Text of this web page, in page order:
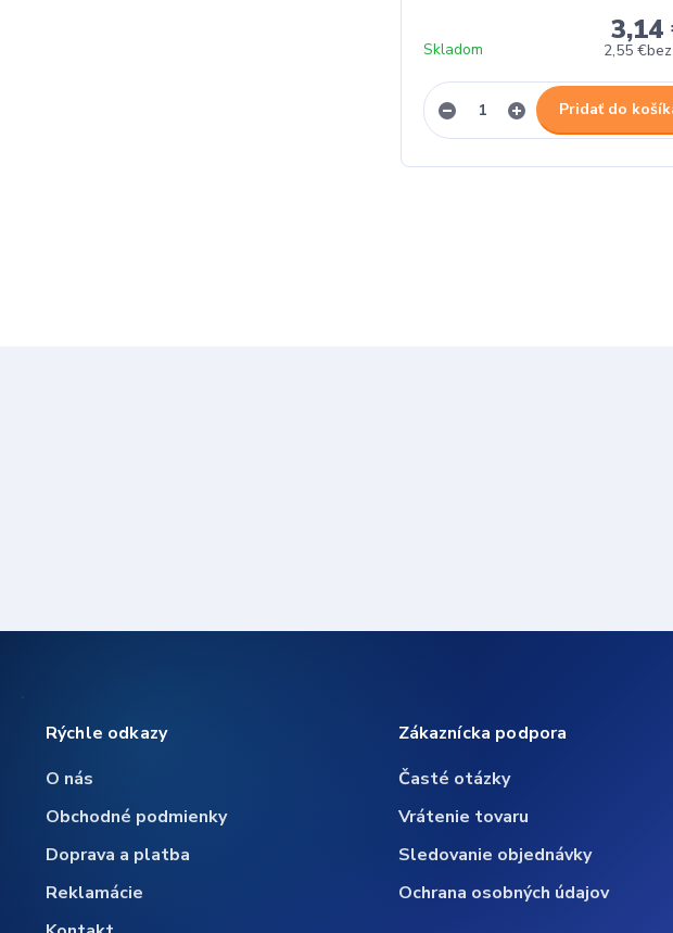
3,14
2,55 €
Skladom
Pridať do
Rýchle odkazy
O nás
Obchodné podmienky
Doprava a platba
Reklamácie
Zákaznícka podpora
Časté otázky
Vrátenie tovaru
Sledovanie objednávky
Ochrana osobných údajov